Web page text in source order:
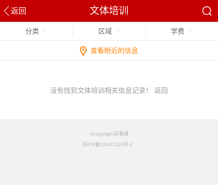
返回 文体培训
分类 区域 学费
查看附近的信息
没有找到文体培训相关信息记录！ 返回
©copyright百事通
苏ICP备16047133号-1